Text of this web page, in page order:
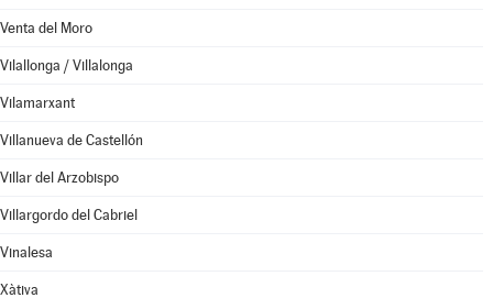
Venta del Moro
Vilallonga / Villalonga
Vilamarxant
Villanueva de Castellón
Villar del Arzobispo
Villargordo del Cabriel
Vinalesa
Xàtiva